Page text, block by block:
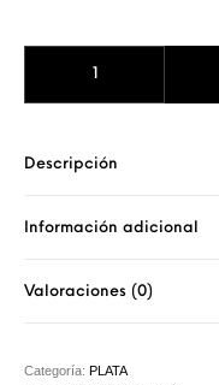
Descripción
Información adicional
Valoraciones (0)
Categoría: PLATA